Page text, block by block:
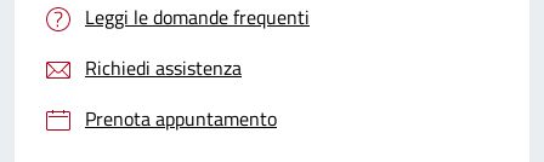
Leggi le domande frequenti
Richiedi assistenza
Prenota appuntamento